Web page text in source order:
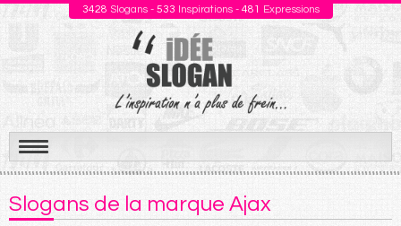
3428 Slogans - 533 Inspirations - 481 Expressions
Aller
au
contenu
Slogans de la marque Ajax